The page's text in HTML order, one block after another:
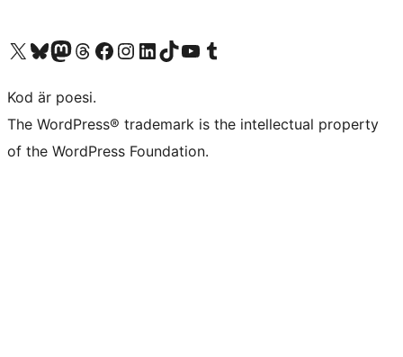
Besök vår X-konto (f.d. Twitter)
Besök vårt Bluesky-konto
Besök vårt Mastodon-konto
Besök vårt Thread-konto
Besök vår Facebook-sidaBesök vårt Instagram-konto
Besök vårt LinkedIn-konto
Besök vårt TikTok-konto
Besök vår YouTube-kanalBesök vårt Tumblr-konto
Kod är poesi.
The WordPress® trademark is the intellectual property
of the WordPress Foundation.